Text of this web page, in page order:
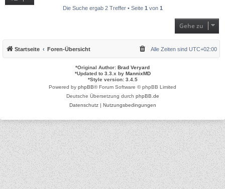
Die Suche ergab 2 Treffer • Seite 1 von 1
Gehe zu
Startseite Foren-Übersicht Alle Zeiten sind UTC+02:00
*Original Author: Brad Veryard
*Updated to 3.3.x by MannixMD
*Style version: 3.4.5
Powered by phpBB® Forum Software © phpBB Limited
Deutsche Übersetzung durch phpBB.de
Datenschutz| Nutzungsbedingungen